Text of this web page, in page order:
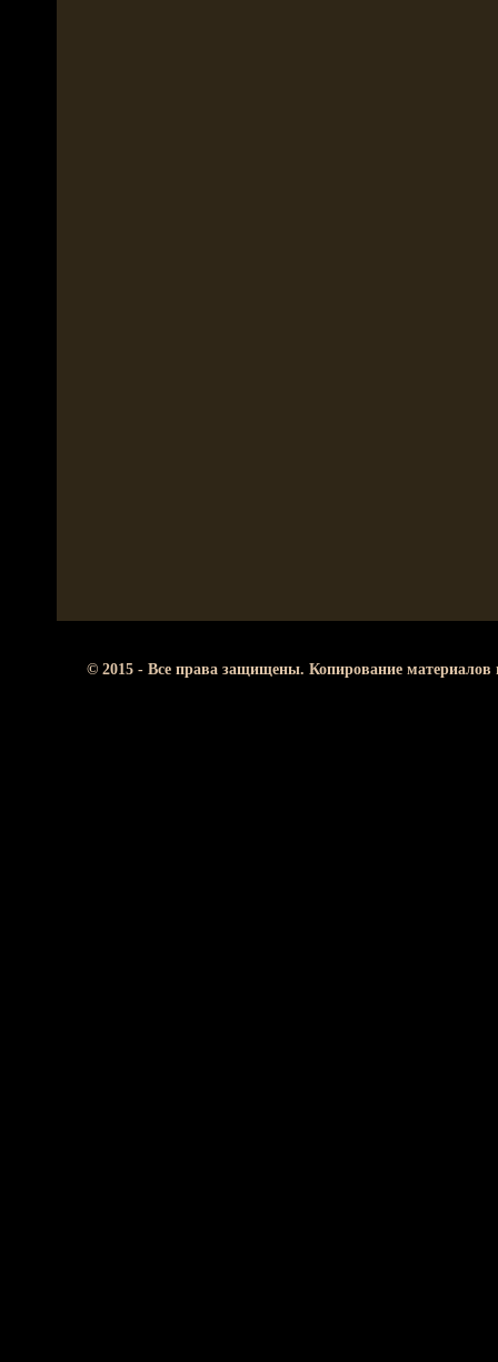
© 2015 - Все права защищены. Копирование